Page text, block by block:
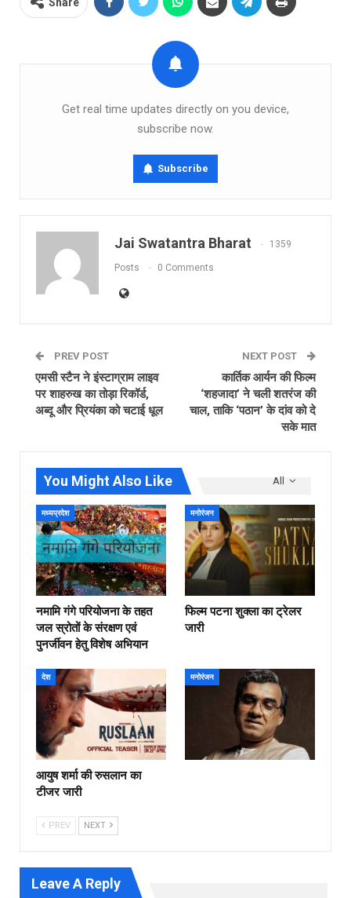
Get real time updates directly on you device,
subscribe now.
Subscribe
Jai Swatantra Bharat 1359
Posts 0 Comments
PREV POST
एमसी स्टैन ने इंस्टाग्राम लाइव
पर शाहरुख का तोड़ा रिकॉर्ड,
अब्दू और प्रियंका को चटाई धूल
NEXT POST
कार्तिक आर्यन की फिल्म
‘शहजादा’ ने चली शतरंज की
चाल, ताकि ‘पठान’ के दांव को दे
सके मात
All
You Might Also Like
मध्यप्रदेश
नमामि गंगे परियोजना के तहत
जल स्रोतों के संरक्षण एवं
पुनर्जीवन हेतु विशेष अभियान
मनोरंजन
फिल्‍म पटना शुक्ला का ट्रेलर
जारी
देश
आयुष शर्मा की रुसलान का
टीजर जारी
मनोरंजन
PREV NEXT
Leave A Reply